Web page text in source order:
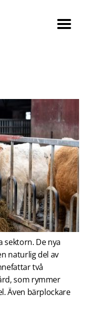
sektorn. De nya
naturlig del av
två
som rymmer
Även bärplockare